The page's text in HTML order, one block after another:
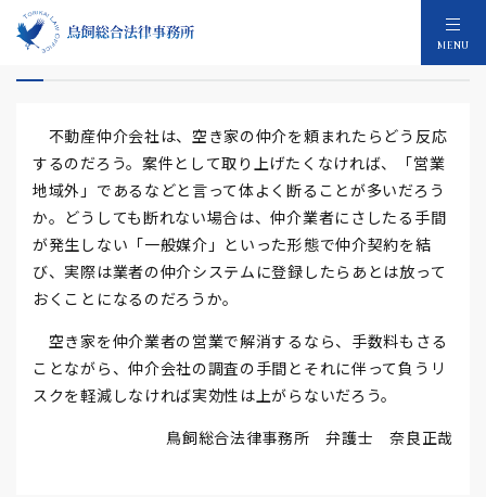
MENU
空き家の仲介
不動産仲介会社は、空き家の仲介を頼まれたらどう反応
するのだろう。案件として取り上げたくなければ、「営業
地域外」であるなどと言って体よく断ることが多いだろう
か。どうしても断れない場合は、仲介業者にさしたる手間
が発生しない「一般媒介」といった形態で仲介契約を結
び、実際は業者の仲介システムに登録したらあとは放って
おくことになるのだろうか。
空き家を仲介業者の営業で解消するなら、手数料もさる
ことながら、仲介会社の調査の手間とそれに伴って負うリ
スクを軽減しなければ実効性は上がらないだろう。
鳥飼総合法律事務所 弁護士 奈良正哉